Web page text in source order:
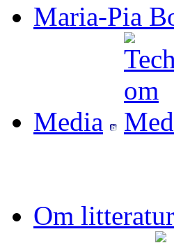
Maria-Pia
Media
Om litteratur